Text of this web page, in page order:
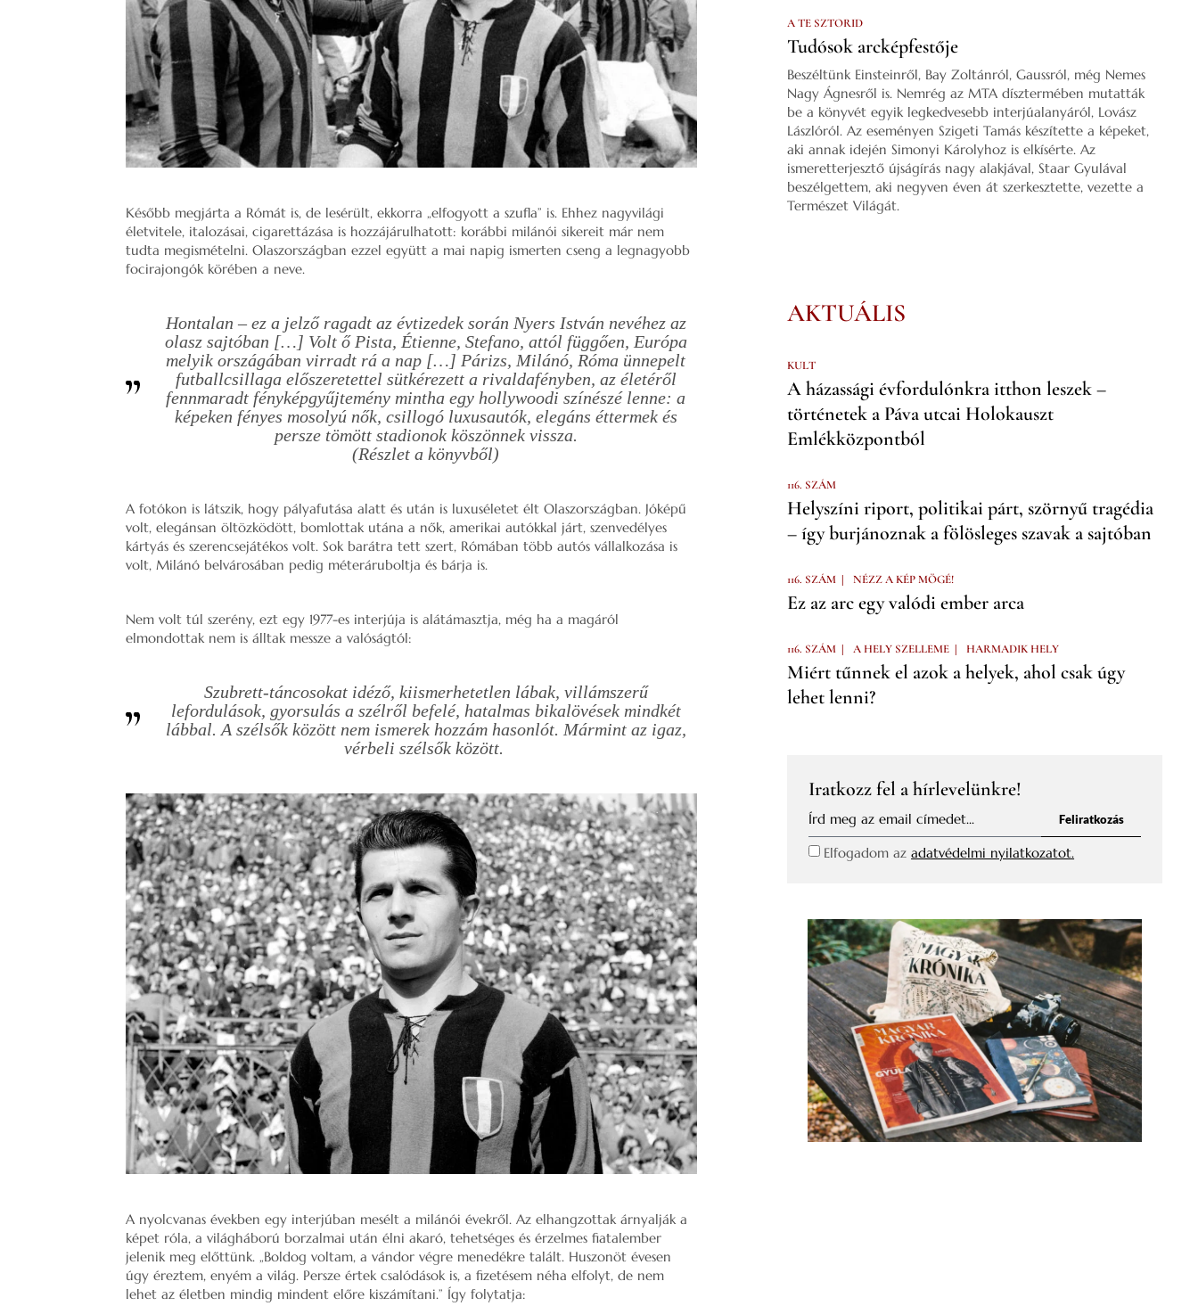
Később megjárta a Rómát is, de lesérült, ekkorra „elfogyott a szufla” is. Ehhez nagyvilági
életvitele, italozásai, cigarettázása is hozzájárulhatott: korábbi milánói sikereit már nem
tudta megismételni. Olaszországban ezzel együtt a mai napig ismerten cseng a legnagyobb
focirajongók körében a neve.
Hontalan – ez a jelző ragadt az évtizedek során Nyers István nevéhez az
olasz sajtóban […] Volt ő Pista, Étienne, Stefano, attól függően, Európa
melyik országában virradt rá a nap […] Párizs, Milánó, Róma ünnepelt
futballcsillaga előszeretettel sütkérezett a rivaldafényben, az életéről
fennmaradt fényképgyűjtemény mintha egy hollywoodi színészé lenne: a
képeken fényes mosolyú nők, csillogó luxusautók, elegáns éttermek és
persze tömött stadionok köszönnek vissza.
(Részlet a könyvből)
A fotókon is látszik, hogy pályafutása alatt és után is luxuséletet élt Olaszországban. Jóképű
volt, elegánsan öltözködött, bomlottak utána a nők, amerikai autókkal járt, szenvedélyes
kártyás és szerencsejátékos volt. Sok barátra tett szert, Rómában több autós vállalkozása is
volt, Milánó belvárosában pedig méteráruboltja és bárja is.
Nem volt túl szerény, ezt egy 1977-es interjúja is alátámasztja, még ha a magáról
elmondottak nem is álltak messze a valóságtól:
Szubrett-táncosokat idéző, kiismerhetetlen lábak, villámszerű
lefordulások, gyorsulás a szélről befelé, hatalmas bikalövések mindkét
lábbal. A szélsők között nem ismerek hozzám hasonlót. Mármint az igaz,
vérbeli szélsők között.
A nyolcvanas években egy interjúban mesélt a milánói évekről. Az elhangzottak árnyalják a
képet róla, a világháború borzalmai után élni akaró, tehetséges és érzelmes fiatalember
jelenik meg előttünk. „Boldog voltam, a vándor végre menedékre talált. Huszonöt évesen
úgy éreztem, enyém a világ. Persze értek csalódások is, a fizetésem néha elfolyt, de nem
lehet az életben mindig mindent előre kiszámítani.” Így folytatja:
A TE SZTORID
Tudósok arcképfestője
Beszéltünk Einsteinről, Bay Zoltánról, Gaussról, még Nemes
Nagy Ágnesről is. Nemrég az MTA dísztermében mutatták
be a könyvét egyik legkedvesebb interjúalanyáról, Lovász
Lászlóról. Az eseményen Szigeti Tamás készítette a képeket,
aki annak idején Simonyi Károlyhoz is elkísérte. Az
ismeretterjesztő újságírás nagy alakjával, Staar Gyulával
beszélgettem, aki negyven éven át szerkesztette, vezette a
Természet Világát.
AKTUÁLIS
KULT
A házassági évfordulónkra itthon leszek –
történetek a Páva utcai Holokauszt
Emlékközpontból
116. SZÁM
Helyszíni riport, politikai párt, szörnyű tragédia
– így burjánoznak a fölösleges szavak a sajtóban
116. SZÁM | NÉZZ A KÉP MÖGÉ!
Ez az arc egy valódi ember arca
116. SZÁM | A HELY SZELLEME | HARMADIK HELY
Miért tűnnek el azok a helyek, ahol csak úgy
lehet lenni?
Iratkozz fel a hírlevelünkre!
Elfogadom azadatvédelmi nyilatkozatot.
Feliratkozás